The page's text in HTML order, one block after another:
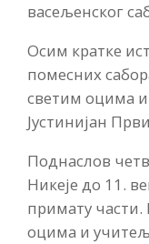
васељенског
Осим кратке
помесних
светим оцима
Јустинијан
Поднаслов
Никеје до 11.
примату части.
оцима и